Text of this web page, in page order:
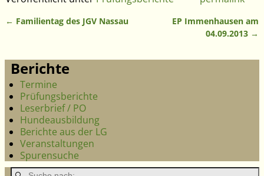
← Familientag des JGV Nassau
EP Immenhausen am
04.09.2013 →
Berichte
Termine
Prüfungsberichte
Leserbrief / PO
Hundeausbildung
Berichte aus der LG
Veranstaltungen
Spurensuche